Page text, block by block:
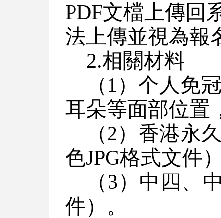
PDF文檔上傳回
法上傳並視為報
2.相關材料
（1）个人免
耳朵等面部位置
（2）香港永
色JPG格式文件
（3）中四、
件）。